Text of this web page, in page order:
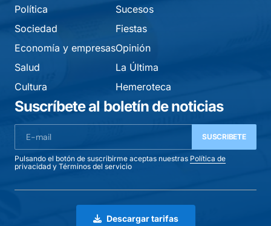
Política
Sociedad
Economía y empresas
Salud
Cultura
Sucesos
Fiestas
Opinión
La Última
Hemeroteca
Suscríbete al boletín de noticias
SUSCRIBETE
Pulsando el botón de suscribirme aceptas nuestras Política de
privacidad y Términos del servicio
Descargar tarifas